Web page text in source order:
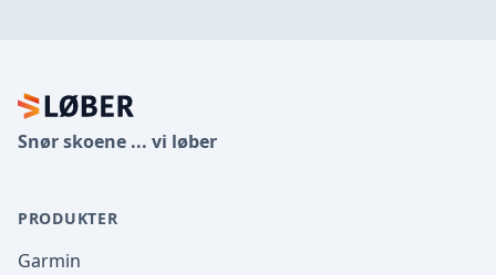
Snør skoene ... vi løber
PRODUKTER
Garmin